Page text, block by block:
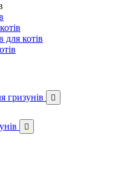
для котів
гризунів 
